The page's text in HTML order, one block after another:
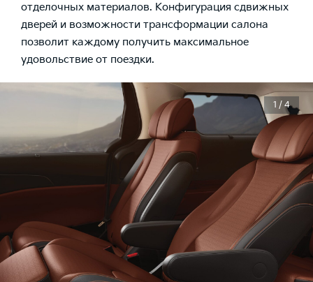
отделочных материалов. Конфигурация сдвижных
дверей и возможности трансформации салона
позволит каждому получить максимальное
удовольствие от поездки.
1 / 4